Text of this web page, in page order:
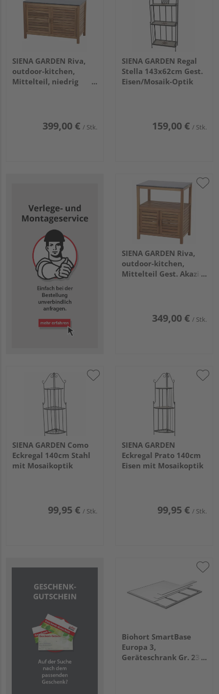
SIENA GARDEN Riva,
outdoor-kitchen,
Mittelteil, niedrig
399,00 € / Stk.
SIENA GARDEN Regal
Stella 143x62cm Gest.
Eisen/Mosaik-Optik
159,00 € / Stk.
SIENA GARDEN Riva,
outdoor-kitchen,
Mittelteil Gest. Akazie,
349,00 € / Stk.
SIENA GARDEN Como
Eckregal 140cm Stahl
mit Mosaikoptik
99,95 € / Stk.
SIENA GARDEN
Eckregal Prato 140cm
Eisen mit Mosaikoptik
99,95 € / Stk.
Biohort SmartBase
Europa 3,
Geräteschrank Gr. 230